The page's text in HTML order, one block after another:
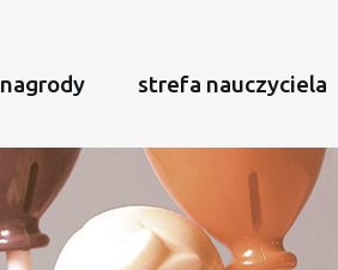
nagrody strefa nauczyciela